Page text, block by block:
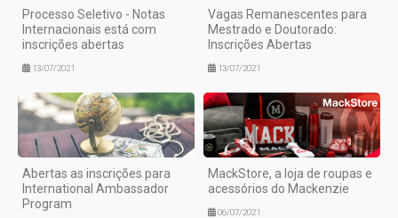
Processo Seletivo - Notas
Internacionais está com
inscrições abertas
13/07/2021
Vagas Remanescentes para
Mestrado e Doutorado:
Inscrições Abertas
13/07/2021
Abertas as inscrições para
International Ambassador
Program
MackStore, a loja de roupas e
acessórios do Mackenzie
06/07/2021